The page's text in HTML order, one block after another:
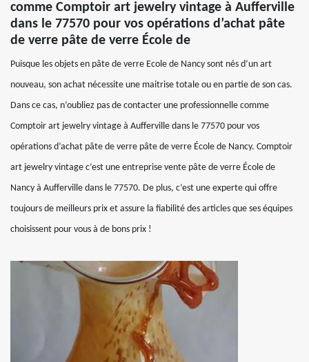
comme Comptoir art jewelry vintage à Aufferville
dans le 77570 pour vos opérations d’achat pâte
de verre pâte de verre École de
Puisque les objets en pâte de verre Ecole de Nancy sont nés d’un art
nouveau, son achat nécessite une maitrise totale ou en partie de son cas.
Dans ce cas, n’oubliez pas de contacter une professionnelle comme
Comptoir art jewelry vintage à Aufferville dans le 77570 pour vos
opérations d’achat pâte de verre pâte de verre École de Nancy. Comptoir
art jewelry vintage c’est une entreprise vente pâte de verre École de
Nancy à Aufferville dans le 77570. De plus, c’est une experte qui offre
toujours de meilleurs prix et assure la fiabilité des articles que ses équipes
choisissent pour vous à de bons prix !